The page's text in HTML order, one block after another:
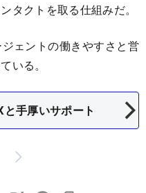
タクトを取る仕組みだ。
ェントの働きやすさと営
いる。
手厚いサポート